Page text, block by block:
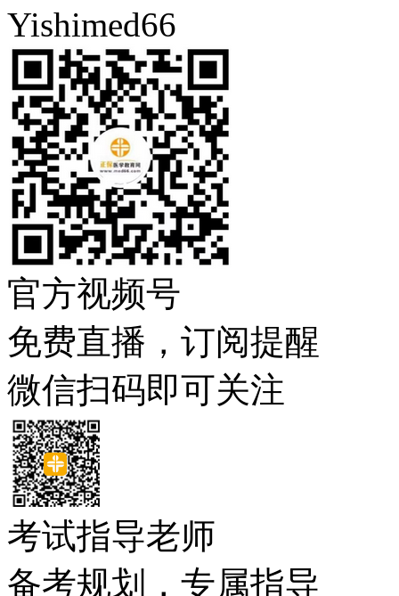
Yishimed66
官方视频号
免费直播，订阅提醒
微信扫码即可关注
考试指导老师
备考规划，专属指导